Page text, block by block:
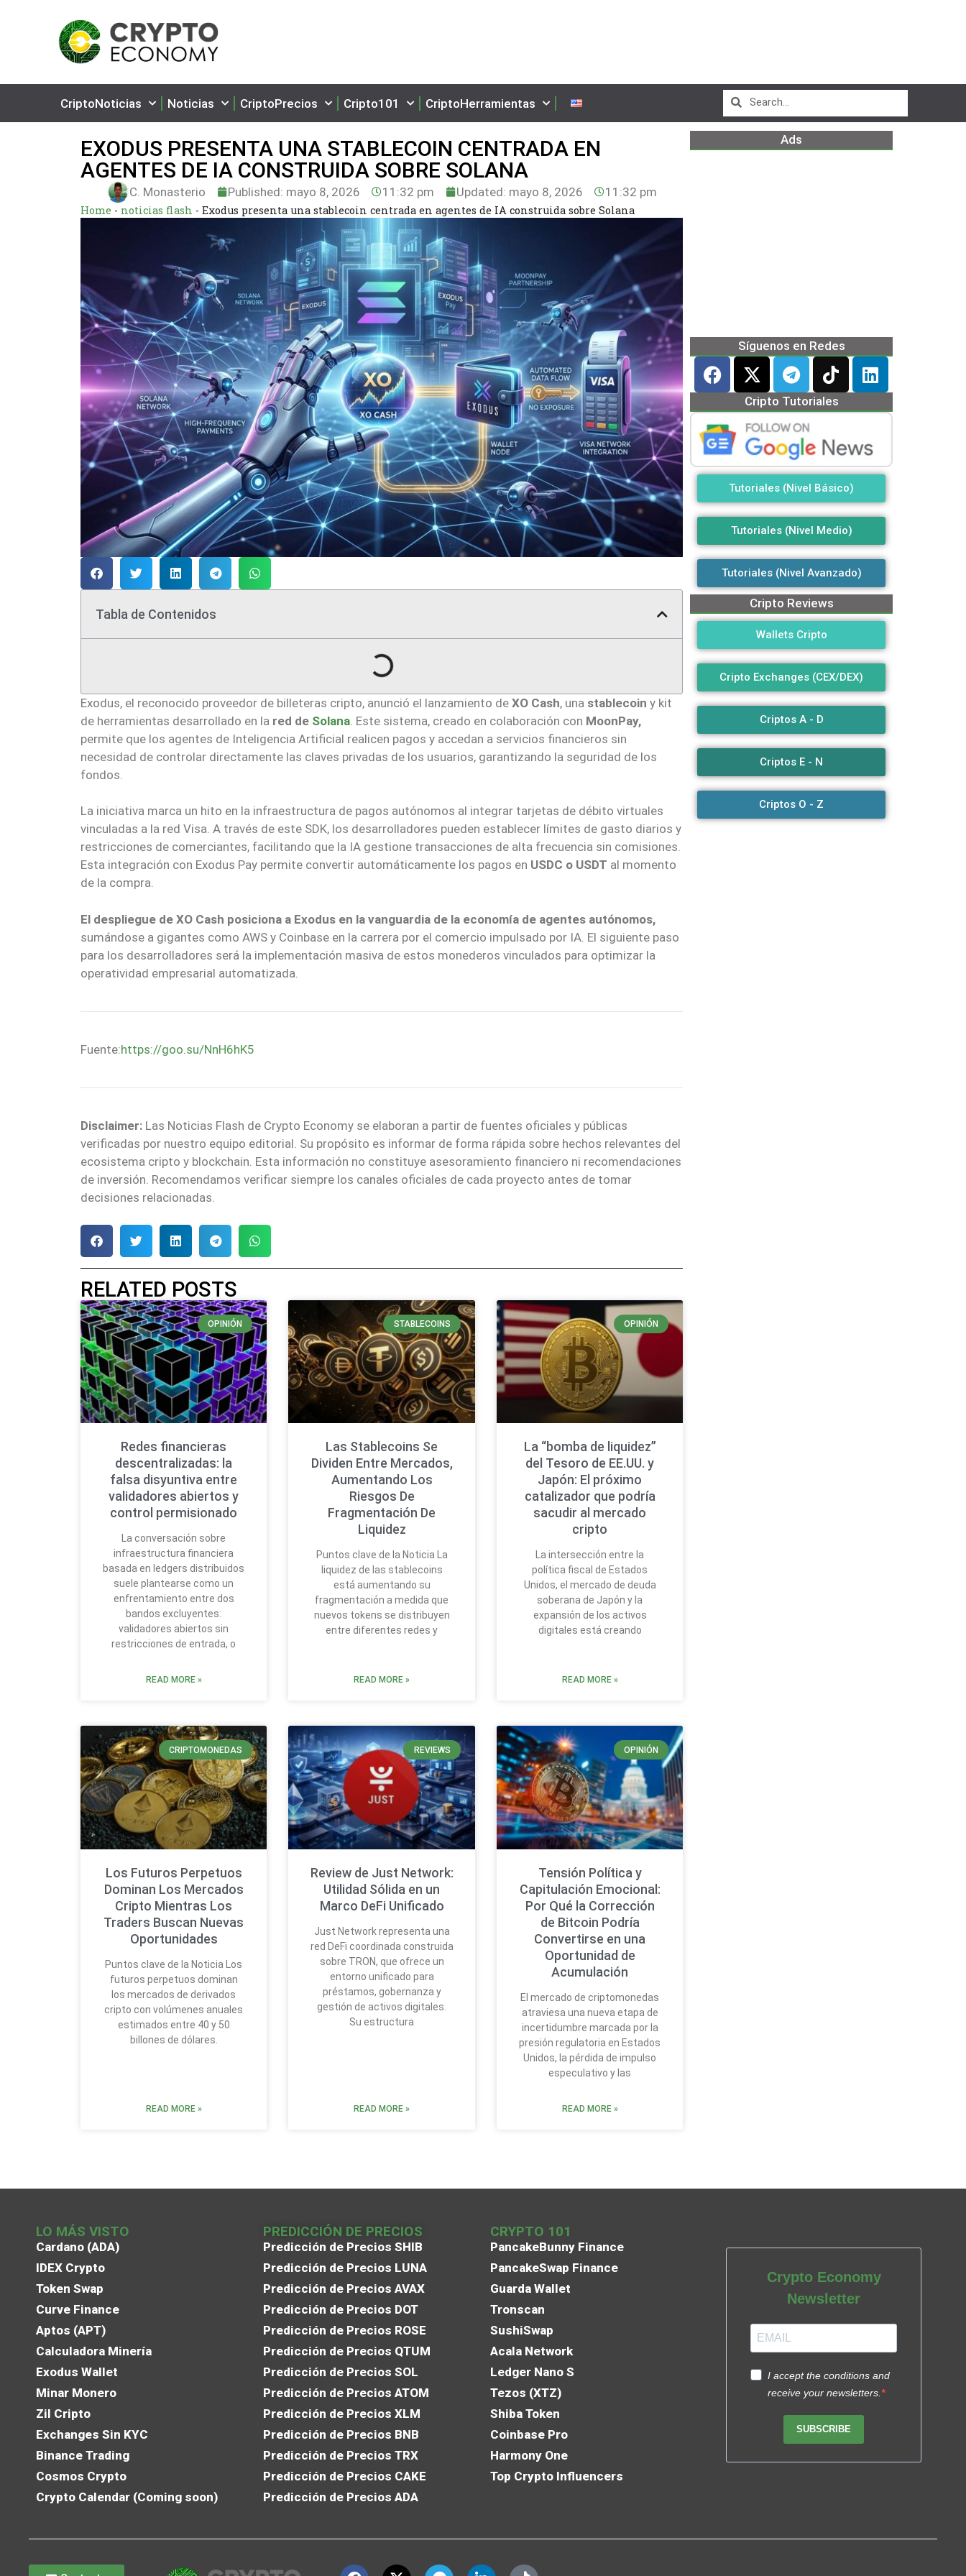
CriptoNoticias Noticias CriptoPrecios Cripto101 CriptoHerramientas
EXODUS PRESENTA UNA STABLECOIN CENTRADA EN
AGENTES DE IA CONSTRUIDA SOBRE SOLANA
C. Monasterio Published: mayo 8, 2026 11:32 pm Updated: mayo 8, 2026 11:32 pm
Home - noticias flash - Exodus presenta una stablecoin centrada en agentes de IA construida sobre Solana
Tabla de Contenidos
Exodus, el reconocido proveedor de billeteras cripto, anunció el lanzamiento de XO Cash, una stablecoin y kit
de herramientas desarrollado en la red de Solana . Este sistema, creado en colaboración con MoonPay,
permite que los agentes de Inteligencia Artificial realicen pagos y accedan a servicios financieros sin
necesidad de controlar directamente las claves privadas de los usuarios, garantizando la seguridad de los
fondos.
La iniciativa marca un hito en la infraestructura de pagos autónomos al integrar tarjetas de débito virtuales
vinculadas a la red Visa. A través de este SDK, los desarrolladores pueden establecer límites de gasto diarios y
restricciones de comerciantes, facilitando que la IA gestione transacciones de alta frecuencia sin comisiones.
Esta integración con Exodus Pay permite convertir automáticamente los pagos en USDC o USDT al momento
de la compra.
El despliegue de XO Cash posiciona a Exodus en la vanguardia de la economía de agentes autónomos,
sumándose a gigantes como AWS y Coinbase en la carrera por el comercio impulsado por IA. El siguiente paso
para los desarrolladores será la implementación masiva de estos monederos vinculados para optimizar la
operatividad empresarial automatizada.
Fuente:https://goo.su/NnH6hK5
Disclaimer: Las Noticias Flash de Crypto Economy se elaboran a partir de fuentes oficiales y públicas
verificadas por nuestro equipo editorial. Su propósito es informar de forma rápida sobre hechos relevantes del
ecosistema cripto y blockchain. Esta información no constituye asesoramiento financiero ni recomendaciones
de inversión. Recomendamos verificar siempre los canales oficiales de cada proyecto antes de tomar
decisiones relacionadas.
RELATED POSTS
OPINIÓN
Redes financieras
descentralizadas: la
falsa disyuntiva entre
validadores abiertos y
control permisionado
La conversación sobre
infraestructura financiera
basada en ledgers distribuidos
suele plantearse como un
enfrentamiento entre dos
bandos excluyentes:
validadores abiertos sin
restricciones de entrada, o
READ MORE »
STABLECOINS
Las Stablecoins Se
Dividen Entre Mercados,
Aumentando Los
Riesgos De
Fragmentación De
Liquidez
Puntos clave de la Noticia La
liquidez de las stablecoins
está aumentando su
fragmentación a medida que
nuevos tokens se distribuyen
entre diferentes redes y
READ MORE »
OPINIÓN
La “bomba de liquidez”
del Tesoro de EE.UU. y
Japón: El próximo
catalizador que podría
sacudir al mercado
cripto
La intersección entre la
política fiscal de Estados
Unidos, el mercado de deuda
soberana de Japón y la
expansión de los activos
digitales está creando
READ MORE »
CRIPTOMONEDAS
Los Futuros Perpetuos
Dominan Los Mercados
Cripto Mientras Los
Traders Buscan Nuevas
Oportunidades
Puntos clave de la Noticia Los
futuros perpetuos dominan
los mercados de derivados
cripto con volúmenes anuales
estimados entre 40 y 50
billones de dólares.
READ MORE »
REVIEWS
Review de Just Network:
Utilidad Sólida en un
Marco DeFi Unificado
Just Network representa una
red DeFi coordinada construida
sobre TRON, que ofrece un
entorno unificado para
préstamos, gobernanza y
gestión de activos digitales.
Su estructura
READ MORE »
OPINIÓN
Tensión Política y
Capitulación Emocional:
Por Qué la Corrección
de Bitcoin Podría
Convertirse en una
Oportunidad de
Acumulación
El mercado de criptomonedas
atraviesa una nueva etapa de
incertidumbre marcada por la
presión regulatoria en Estados
Unidos, la pérdida de impulso
especulativo y las
READ MORE »
Ads
Síguenos en Redes
Cripto Tutoriales
Tutoriales (Nivel Básico)
Tutoriales (Nivel Medio)
Tutoriales (Nivel Avanzado)
Cripto Reviews
Wallets Cripto
Cripto Exchanges (CEX/DEX)
Criptos A - D
Criptos E - N
Criptos O - Z
LO MÁS VISTO
Cardano (ADA)
IDEX Crypto
Token Swap
Curve Finance
Aptos (APT)
Calculadora Minería
Exodus Wallet
Minar Monero
Zil Cripto
Exchanges Sin KYC
Binance Trading
Cosmos Crypto
Crypto Calendar (Coming soon)
PREDICCIÓN DE PRECIOS
Predicción de Precios SHIB
Predicción de Precios LUNA
Predicción de Precios AVAX
Predicción de Precios DOT
Predicción de Precios ROSE
Predicción de Precios QTUM
Predicción de Precios SOL
Predicción de Precios ATOM
Predicción de Precios XLM
Predicción de Precios BNB
Predicción de Precios TRX
Predicción de Precios CAKE
Predicción de Precios ADA
CRYPTO 101
PancakeBunny Finance
PancakeSwap Finance
Guarda Wallet
Tronscan
SushiSwap
Acala Network
Ledger Nano S
Tezos (XTZ)
Shiba Token
Coinbase Pro
Harmony One
Top Crypto Influencers
Crypto Economy
Newsletter
I accept the conditions and
receive your newsletters.
SUBSCRIBE